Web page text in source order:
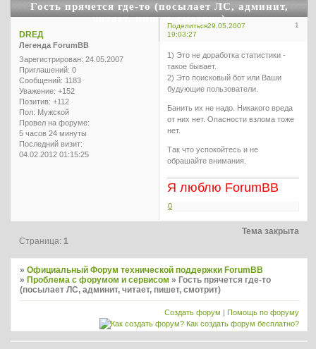
Гость прячется где-то (посылает ЛС, админит,
читает, пишет, смотрит)
Поделиться 1
29.05.2007
19:03:27
DREД
Легенда ForumBB
Зарегистрирован: 24.05.2007
Приглашений: 0
Сообщений: 1183
Уважение: +152
Позитив: +112
Пол: Мужской
Провел на форуме:
5 часов 24 минуты
Последний визит:
04.02.2012 01:15:25
1) Это не доработка статистики -
такое бывает.
2) Это поисковый бот или Ваши
будующие пользователи.
Банить их не надо. Никакого вреда
от них нет. Опасности взлома тоже
нет.
Так что успокойтесь и не
обрашайте внимания.
Я люблю ForumBB
0
Тема закрыта
Страница: 1
»Официальный Форум технической поддержки ForumBB
» Проблема с форумом и сервисом » Гость прячется где-то
(посылает ЛС, админит, читает, пишет, смотрит)
Создать форум |Помощь по форуму